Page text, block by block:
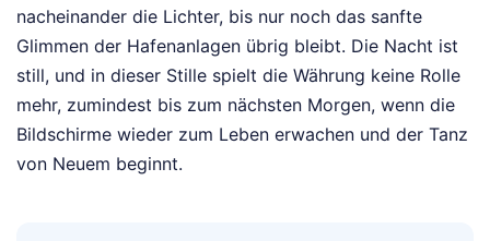
nacheinander die Lichter, bis nur noch das sanfte
Glimmen der Hafenanlagen übrig bleibt. Die Nacht ist
still, und in dieser Stille spielt die Währung keine Rolle
mehr, zumindest bis zum nächsten Morgen, wenn die
Bildschirme wieder zum Leben erwachen und der Tanz
von Neuem beginnt.